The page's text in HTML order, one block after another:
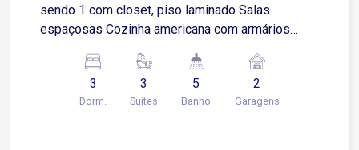
sendo 1 com closet, piso laminado Salas
espaçosas Cozinha americana com armários
Lavabo Lavanderia Área gourmet com
churrasqueira e pia Aquecedor Solar Quintal 2
Caixas d` Agua 1000 L 2 Vagas de garagens
3
Dorm.
3
Suítes
5
Banho
2
Garagens